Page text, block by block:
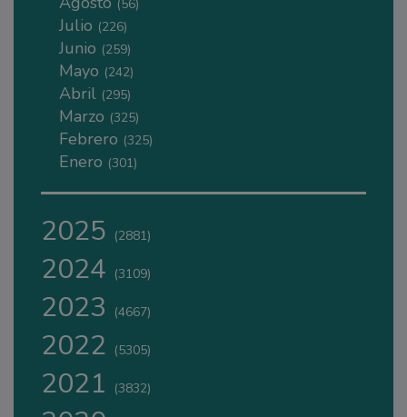
(56)
Julio (226)
Junio (259)
Mayo (242)
Abril (295)
Marzo (325)
Febrero (325)
Enero (301)
2025 (2881)
2024 (3109)
2023 (4667)
2022 (5305)
2021 (3832)